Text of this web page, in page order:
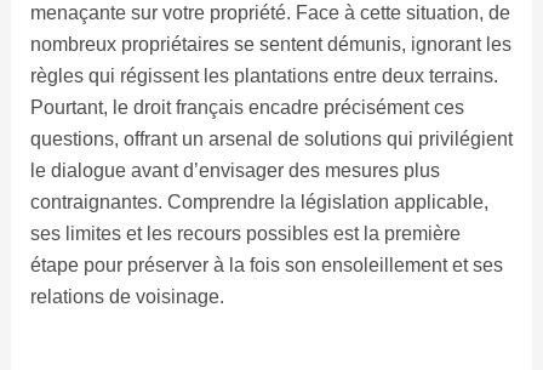
menaçante sur votre propriété. Face à cette situation, de
nombreux propriétaires se sentent démunis, ignorant les
règles qui régissent les plantations entre deux terrains.
Pourtant, le droit français encadre précisément ces
questions, offrant un arsenal de solutions qui privilégient
le dialogue avant d’envisager des mesures plus
contraignantes. Comprendre la législation applicable,
ses limites et les recours possibles est la première
étape pour préserver à la fois son ensoleillement et ses
relations de voisinage.